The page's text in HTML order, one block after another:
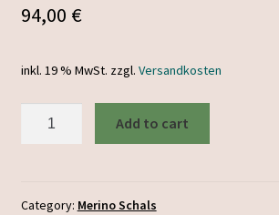
94,00 €
inkl. 19 % MwSt. zzgl. Versandkosten
quantity
Add to cart
Category: Merino Schals